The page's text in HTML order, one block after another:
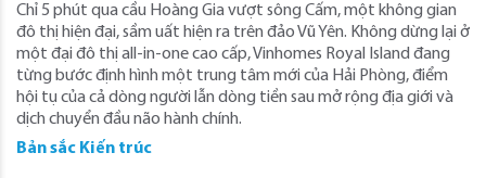
Chỉ 5 phút qua cầu Hoàng Gia vượt sông Cấm, một không gian
đô thị hiện đại, sầm uất hiện ra trên đảo Vũ Yên. Không dừng lại ở
một đại đô thị all-in-one cao cấp, Vinhomes Royal Island đang
từng bước định hình một trung tâm mới của Hải Phòng, điểm
hội tụ của cả dòng người lẫn dòng tiền sau mở rộng địa giới và
dịch chuyển đầu não hành chính.
Bản sắc Kiến trúc